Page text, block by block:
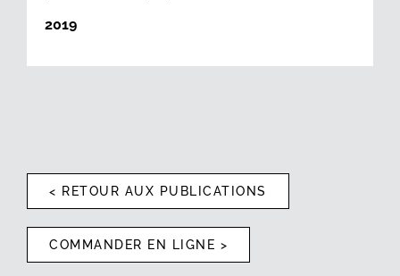
2019
< RETOUR AUX PUBLICATIONS
COMMANDER EN LIGNE >